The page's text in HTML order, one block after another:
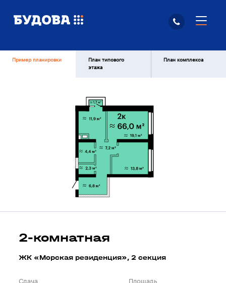
Пример планировки
План типового
этажа
План комплекса
2-комнатная
ЖК «Морская резиденция», 2 секция
Сдача Площадь